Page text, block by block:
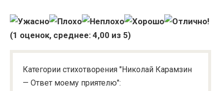
(1 оценок, среднее: 4,00 из 5)
Категории стихотворения "Николай Карамзин
— Ответ моему приятелю":